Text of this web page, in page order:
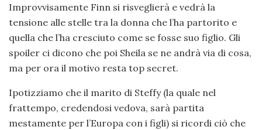
Improvvisamente Finn si risveglierà e vedrà la
tensione alle stelle tra la donna che l’ha partorito e
quella che l’ha cresciuto come se fosse suo figlio. Gli
spoiler ci dicono che poi Sheila se ne andrà via di cosa,
ma per ora il motivo resta top secret.
Ipotizziamo che il marito di Steffy (la quale nel
frattempo, credendosi vedova, sarà partita
mestamente per l’Europa con i figli) si ricordi ciò che